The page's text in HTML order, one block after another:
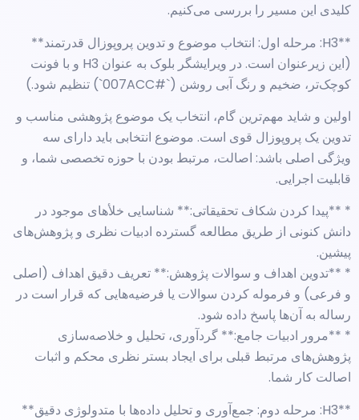
کلیدی این مسیر را بررسی می‌کنیم.
**H3: مرحله اول: انتخاب موضوع و تدوین پروپوزال قدرتمند**
(این زیرعنوان است. در ویرایشگر بلوک به عنوان H3 و با فونت
کوچک‌تر، ضخیم و رنگ آبی روشن (`#007ACC`) تنظیم شود.)
اولین و شاید مهم‌ترین گام، انتخاب یک موضوع پژوهشی مناسب و
تدوین یک پروپوزال قوی است. موضوع انتخابی باید دارای سه
ویژگی اصلی باشد: اصالت، مرتبط بودن با حوزه تخصصی شما، و
قابلیت اجرایی.
* **پیدا کردن شکاف تحقیقاتی:** شناسایی خلأهای موجود در
دانش کنونی از طریق مطالعه گسترده ادبیات نظری و پژوهش‌های
پیشین.
* **تدوین اهداف و سوالات پژوهش:** تعریف دقیق اهداف (اصلی
و فرعی) و فرموله کردن سوالات یا فرضیه‌هایی که قرار است در
رساله به آن‌ها پاسخ داده شود.
* **مرور ادبیات جامع:** گردآوری، تحلیل و خلاصه‌سازی
پژوهش‌های مرتبط قبلی برای ایجاد بستر نظری محکم و اثبات
اصالت کار شما.
**H3: مرحله دوم: جمع‌آوری و تحلیل داده‌ها با متدولوژی دقیق**